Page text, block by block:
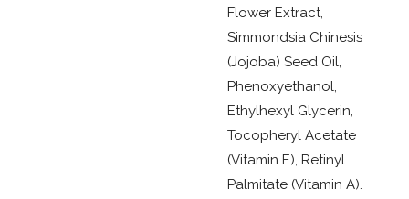
Flower Extract,
Simmondsia Chinesis
(Jojoba) Seed Oil,
Phenoxyethanol,
Ethylhexyl Glycerin,
Tocopheryl Acetate
(Vitamin E), Retinyl
Palmitate (Vitamin A).